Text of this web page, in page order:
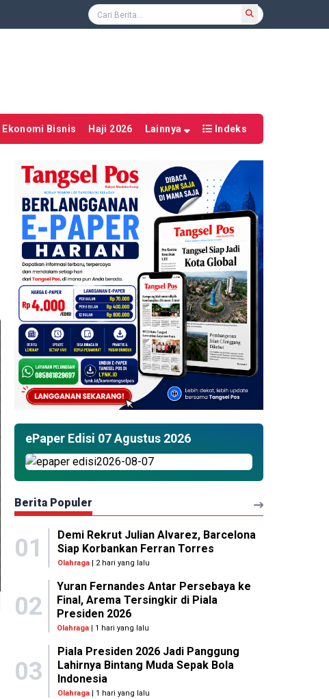
Ekonomi Bisnis Haji 2026 Lainnya Indeks
ePaper Edisi 07 Agustus 2026
Berita Populer
01
Demi Rekrut Julian Alvarez, Barcelona
Siap Korbankan Ferran Torres
Olahraga| 2 hari yang lalu
02
Yuran Fernandes Antar Persebaya ke
Final, Arema Tersingkir di Piala
Presiden 2026
Olahraga | 1 hari yang lalu
03
Piala Presiden 2026 Jadi Panggung
Lahirnya Bintang Muda Sepak Bola
Indonesia
Olahraga| 1 hari yang lalu